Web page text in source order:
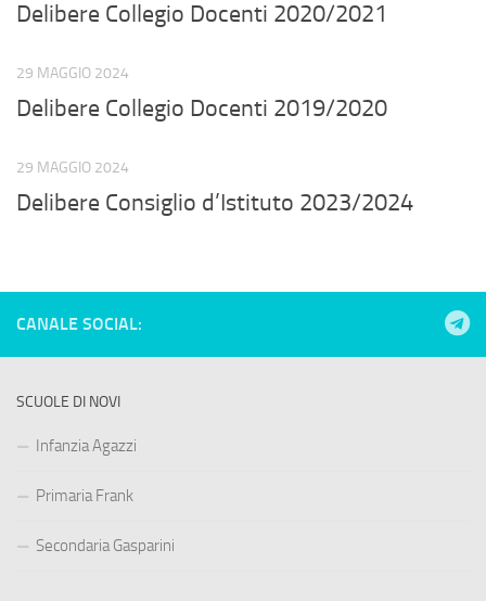
Delibere Collegio Docenti 2020/2021
29 MAGGIO 2024
Delibere Collegio Docenti 2019/2020
29 MAGGIO 2024
Delibere Consiglio d’Istituto 2023/2024
CANALE SOCIAL:
SCUOLE DI NOVI
Infanzia Agazzi
Primaria Frank
Secondaria Gasparini